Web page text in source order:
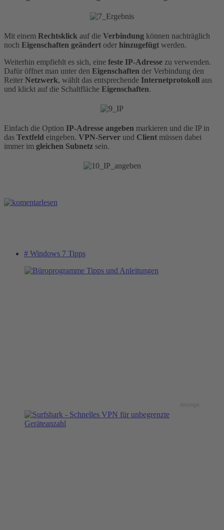
Mit einem Rechtsklick auf die Verbindung können nachträglich
noch Eigenschaften geändert oder hinzugefügt werden.
Weiterhin empfiehlt es sich, eine feste IP-Adresse zu verwenden.
Dafür öffnet man unter den Eigenschaften der Verbindung den
Reiter Netzwerk, wählt das entsprechende Internetprotokoll aus
und klickt auf die Schaltfläche Eigenschaften.
Einfach die Option IP-Adresse angeben markieren und die IP in
das Textfeld eingeben. VPN-Server und Client müssen dabei
immer im gleichen Subnetz sein.
# Windows 7 Tipps